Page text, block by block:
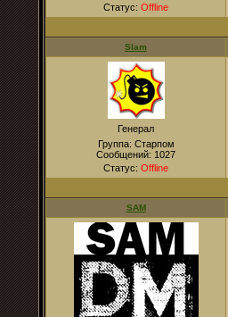
Статус: Offline
Slam
Генерал
Группа: Старпом
Сообщений: 1027
Статус: Offline
SAM